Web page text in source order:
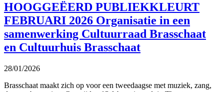
HOOGGEËERD PUBLIEKKLEURT
FEBRUARI 2026 Organisatie in een
samenwerking Cultuurraad Brasschaat
en Cultuurhuis Brasschaat
28/01/2026
Brasschaat maakt zich op voor een tweedaagse met muziek, zang,